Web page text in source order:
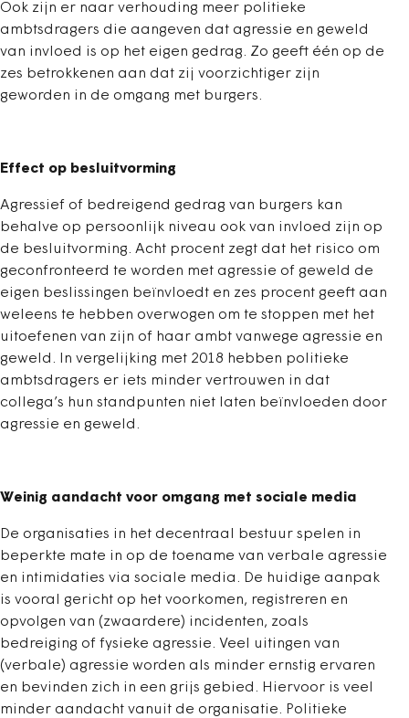
Ook zijn er naar verhouding meer politieke
ambtsdragers die aangeven dat agressie en geweld
van invloed is op het eigen gedrag. Zo geeft één op de
zes betrokkenen aan dat zij voorzichtiger zijn
geworden in de omgang met burgers.
Effect op besluitvorming
Agressief of bedreigend gedrag van burgers kan
behalve op persoonlijk niveau ook van invloed zijn op
de besluitvorming. Acht procent zegt dat het risico om
geconfronteerd te worden met agressie of geweld de
eigen beslissingen beïnvloedt en zes procent geeft aan
weleens te hebben overwogen om te stoppen met het
uitoefenen van zijn of haar ambt vanwege agressie en
geweld. In vergelijking met 2018 hebben politieke
ambtsdragers er iets minder vertrouwen in dat
collega’s hun standpunten niet laten beïnvloeden door
agressie en geweld.
Weinig aandacht voor omgang met sociale media
De organisaties in het decentraal bestuur spelen in
beperkte mate in op de toename van verbale agressie
en intimidaties via sociale media. De huidige aanpak
is vooral gericht op het voorkomen, registreren en
opvolgen van (zwaardere) incidenten, zoals
bedreiging of fysieke agressie. Veel uitingen van
(verbale) agressie worden als minder ernstig ervaren
en bevinden zich in een grijs gebied. Hiervoor is veel
minder aandacht vanuit de organisatie. Politieke